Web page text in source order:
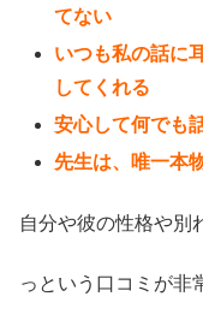
てない
いつも私の話に
してくれる
安心して何でも
先生は、唯一本
自分や彼の性格や別
っという口コミが非